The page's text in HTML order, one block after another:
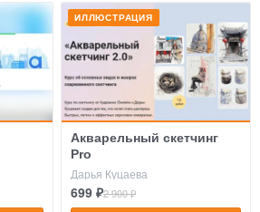
ИЛЛЮСТРАЦИЯ
Акварельный скетчинг
Pro
Дарья Куцаева
699 ₽2 900 ₽